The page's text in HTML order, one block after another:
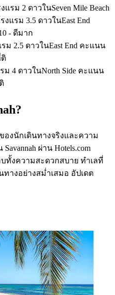
แรม 2 ดาวในSeven Mile Beach
แรม 3.5 ดาวในEast End
- ดีมาก
ม 2.5 ดาวในEast End คะแนน
ติ
ม 4 ดาวในNorth Side คะแนน
งนักเดินทางจริงและความ
ผ่าน Hotels.com
บทั้งความสะดวกสบาย ทำเลที่
างอย่างสม่ำเสมอ อัปเดต